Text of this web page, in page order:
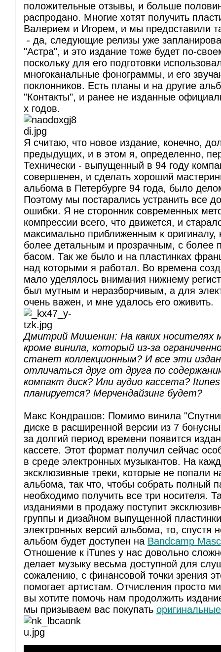
положительные отзывы, и больше
распродано. Многие хотят получить
Валерием и Игорем, и мы предоставили
- да, следующие релизы уже
"Астра", и это издание тоже будет по-
поскольку для его подготовки
многоканальные фонограммы, и его
поклонников. Есть планы и на другие
"Контакты", и ранее не изданные
х годов.
Я считаю, что новое издание, конечно,
предыдущих, и в этом я, определенно,
Технически - выпущенный в 94 году
совершенен, и сделать хороший
альбома в Петербурге 94 года, было
Поэтому мы постарались устранить все
ошибки. Я не сторонник современных
компрессии всего, что движется, и
максимально приближенным к оригиналу,
более детальным и прозрачным, с более
басом. Так же было и на пластинках
над которыми я работал. Во времена
мало уделялось внимания нижнему
был мутным и неразборчивым, а для
очень важен, и мне удалось его оживить.
Дмитрий Мишенин: На каких носителях
кроме винила, который из-за
станет коллекционным? И все эти
отличаться друг от друга по
компакт диск? Или аудио кассета?
планируется? Мерчендайзинг будет?
Макс Кондрашов: Помимо винила
диске в расширенной версии из 7
за долгий период времени появится
кассете. Этот формат получил сейчас
в среде электронных музыкантов. На
эксклюзивные треки, которые не попали
альбома, так что, чтобы собрать полный
необходимо получить все три носителя.
изданиями в продажу поступит
группы и дизайном выпущенной
электронных версий альбома, то, спустя
альбом будет доступен на Bandcamp
Отношение к iTunes у нас довольно
делает музыку весьма доступной для
сожалению, с финансовой точки зрения
помогает артистам. Отчисления просто
вы хотите помочь нам продолжить
мы призываем вас покупать